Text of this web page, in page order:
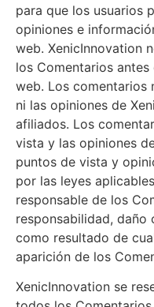
para que los usuarios
opiniones e
web. XenicInnovation
los Comentarios
web. Los comentarios
ni las opiniones de
afiliados. Los
vista y las opiniones
puntos de vista y
por las leyes
responsable de los
responsabilidad,
como resultado de
aparición de los
XenicInnovation se